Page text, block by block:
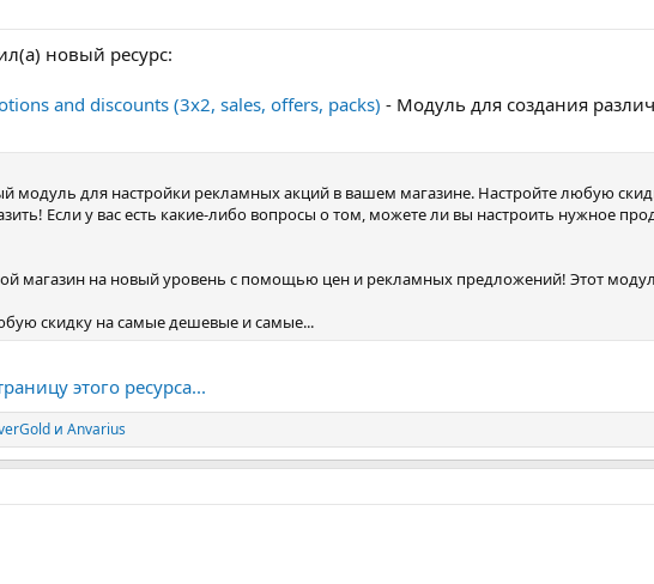
новый ресурс:
and discounts (3x2, sales, offers, packs) - Модуль для создания
модуль для настройки рекламных акций в вашем магазине. Настройте любую
Если у вас есть какие-либо вопросы о том, можете ли вы настроить нужное
магазин на новый уровень с помощью цен и рекламных предложений! Этот
скидку на самые дешевые и самые...
этого ресурса...
и Anvarius